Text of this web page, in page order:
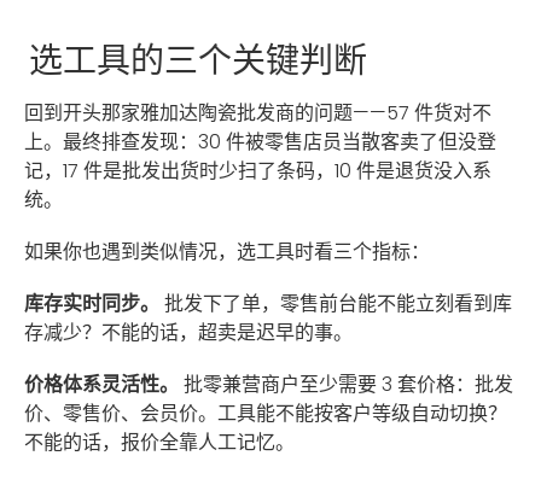
选工具的三个关键判断
回到开头那家雅加达陶瓷批发商的问题——57 件货对不
上。最终排查发现：30 件被零售店员当散客卖了但没登
记，17 件是批发出货时少扫了条码，10 件是退货没入系
统。
如果你也遇到类似情况，选工具时看三个指标：
库存实时同步。 批发下了单，零售前台能不能立刻看到库
存减少？不能的话，超卖是迟早的事。
价格体系灵活性。 批零兼营商户至少需要 3 套价格：批发
价、零售价、会员价。工具能不能按客户等级自动切换？
不能的话，报价全靠人工记忆。